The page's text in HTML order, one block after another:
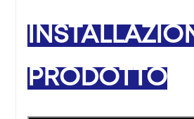
PRODOTTO